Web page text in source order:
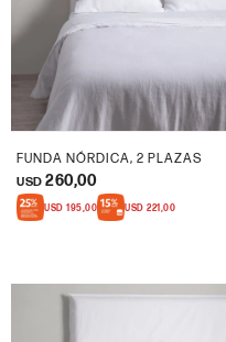
FUNDA NÓRDICA, 2 PLAZAS
USD 260,00
USD 195,00 USD 221,00